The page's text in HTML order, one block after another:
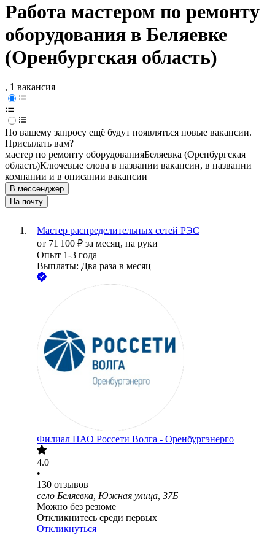
Работа мастером по ремонту
оборудования в Беляевке
(Оренбургская область)
, 1 вакансия
По вашему запросу ещё будут появляться новые вакансии.
Присылать вам?
мастер по ремонту оборудованияБеляевка (Оренбургская
область)Ключевые слова в названии вакансии, в названии
компании и в описании вакансии
В мессенджер
На почту
Мастер распределительных сетей РЭС
от 71 100 ₽ за месяц, на руки
Опыт 1-3 года
Выплаты: Два раза в месяц
Филиал ПАО Россети Волга - Оренбургэнерго
4.0
•
130 отзывов
село Беляевка, Южная улица, 37Б
Можно без резюме
Откликнитесь среди первых
Откликнуться